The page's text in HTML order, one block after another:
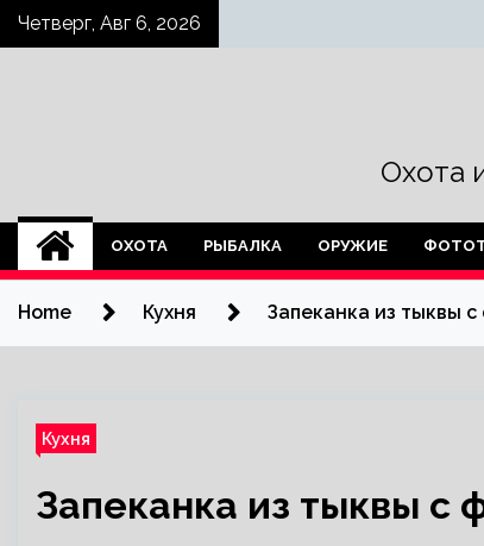
SkipЧетверг, Авг 6, 2026
Охота
ОХОТА РЫБАЛКА ОРУЖИЕ
Home Кухня Запеканка из тыквы с
Кухня
Запеканка из тыквы с